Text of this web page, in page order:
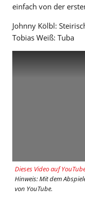
einfach von der
Johnny Kölbl:
Tobias Weiß: Tuba
Dieses Video auf
Hinweis: Mit dem
von YouTube.